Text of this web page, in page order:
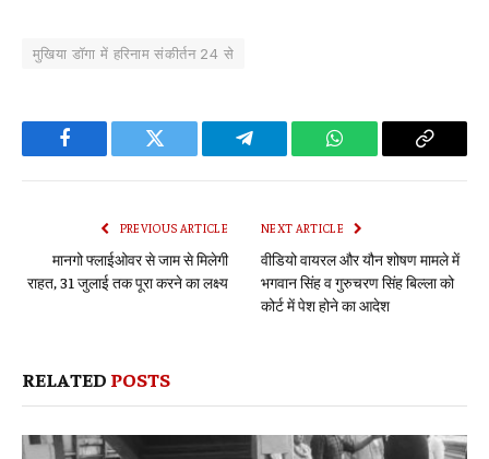
मुखिया डॉगा में हरिनाम संकीर्तन 24 से
Facebook Twitter Telegram WhatsApp Copy
PREVIOUS ARTICLE
मानगो फ्लाईओवर से जाम से मिलेगी
राहत, 31 जुलाई तक पूरा करने का लक्ष्य
NEXT ARTICLE
वीडियो वायरल और यौन शोषण मामले में
भगवान सिंह व गुरुचरण सिंह बिल्ला को
कोर्ट में पेश होने का आदेश
RELATED POSTS